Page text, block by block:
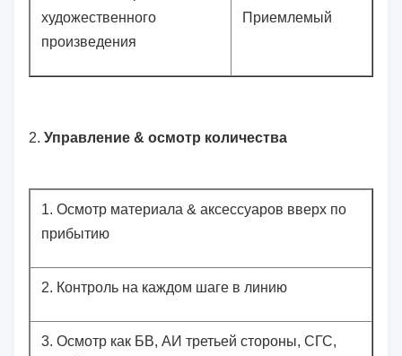
художественного
произведения
Приемлемый
2. Управление & осмотр количества
1. Осмотр материала & аксессуаров вверх по
прибытию
2. Контроль на каждом шаге в линию
3. Осмотр как БВ, АИ третьей стороны, СГС,